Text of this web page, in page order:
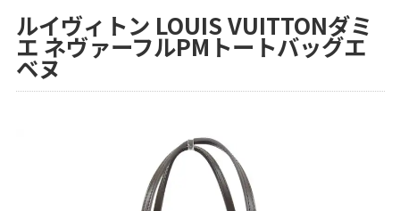
ルイヴィトン LOUIS VUITTONダミ
エ ネヴァーフルPMトートバッグエ
ベヌ